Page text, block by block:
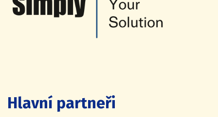
Hlavní partneři